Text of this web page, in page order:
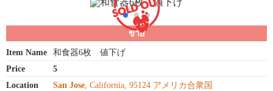
ขาย
Item Name
和食器6枚 値下げ
Price
5
Location
San Jose, California, 95124 アメリカ合衆国